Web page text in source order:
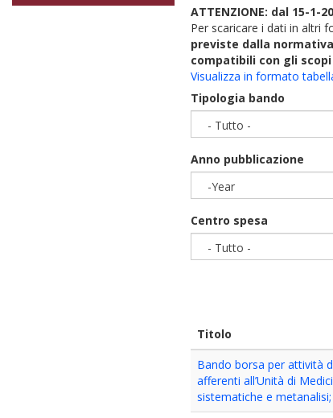
ATTENZIONE: dal 15-
Per scaricare i dati in altri
previste dalla
compatibili con gli
Visualizza in formato
Tipologia bando
- Tutto -
Anno pubblicazione
-Year
Centro spesa
- Tutto -
Titolo
Bando borsa per attività
afferenti all’Unità di
sistematiche e